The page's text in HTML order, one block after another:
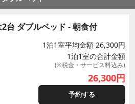
台 ダブルベッド - 朝食付
1泊1室平均金額 26,300円
1泊1室の合計金額
(※税金・サービス料込み)
26,300円
予約する